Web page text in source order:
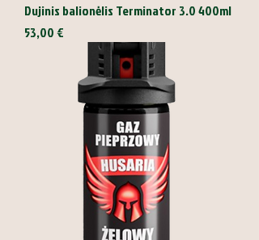
Dujinis balionėlis Terminator 3.0 400ml
Kaina
53,00 €